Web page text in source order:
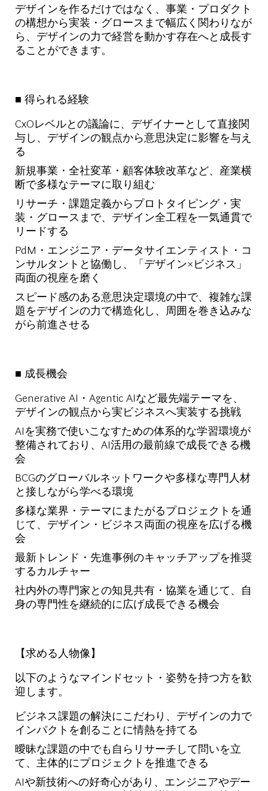
デザインを作るだけではなく、事業・プロダクト
の構想から実装・グロースまで幅広く関わりなが
ら、デザインの力で経営を動かす存在へと成長す
ることができます。
■ 得られる経験
CxOレベルとの議論に、デザイナーとして直接関
与し、デザインの観点から意思決定に影響を与え
る
新規事業・全社変革・顧客体験改革など、産業横
断で多様なテーマに取り組む
リサーチ・課題定義からプロトタイピング・実
装・グロースまで、デザイン全工程を一気通貫で
リードする
PdM・エンジニア・データサイエンティスト・コ
ンサルタントと協働し、「デザイン×ビジネス」
両面の視座を磨く
スピード感のある意思決定環境の中で、複雑な課
題をデザインの力で構造化し、周囲を巻き込みな
がら前進させる
■ 成長機会
Generative AI・Agentic AIなど最先端テーマを、
デザインの観点から実ビジネスへ実装する挑戦
AIを実務で使いこなすための体系的な学習環境が
整備されており、AI活用の最前線で成長できる機
会
BCGのグローバルネットワークや多様な専門人材
と接しながら学べる環境
多様な業界・テーマにまたがるプロジェクトを通
じて、デザイン・ビジネス両面の視座を広げる機
会
最新トレンド・先進事例のキャッチアップを推奨
するカルチャー
社内外の専門家との知見共有・協業を通じて、自
身の専門性を継続的に広げ成長できる機会
【求める人物像】
以下のようなマインドセット・姿勢を持つ方を歓
迎します。
ビジネス課題の解決にこだわり、デザインの力で
インパクトを創ることに情熱を持てる
曖昧な課題の中でも自らリサーチして問いを立
て、主体的にプロジェクトを推進できる
AIや新技術への好奇心があり、エンジニアやデー